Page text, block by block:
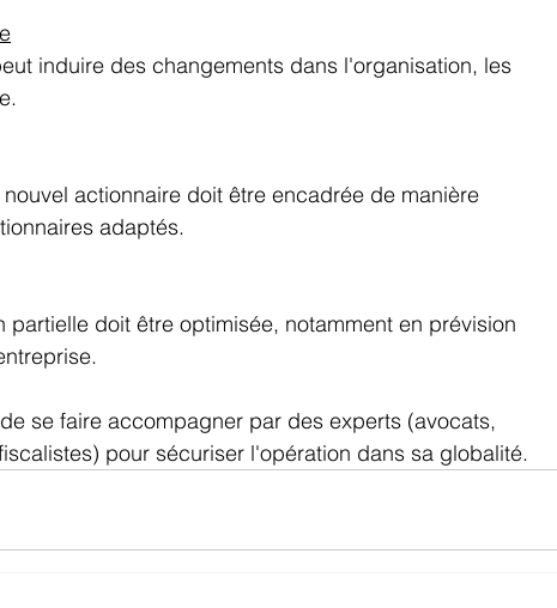
induire des changements dans l'organisation, les
actionnaire doit être encadrée de manière
adaptés.
doit être optimisée, notamment en prévision
se faire accompagner par des experts (avocats,
pour sécuriser l'opération dans sa globalité.